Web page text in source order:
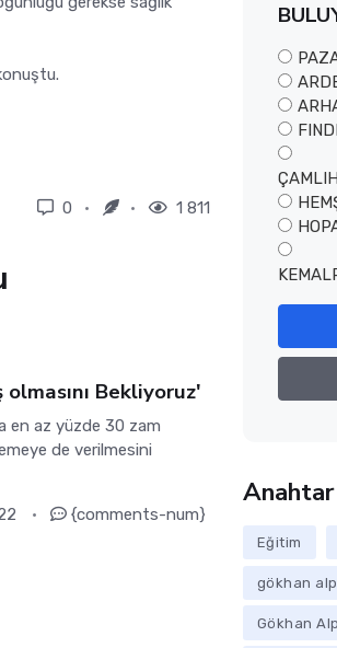
0 1 811
Bekliyoruz'
en az yüzde 30 zam
de verilmesini
{comments-num}
Eğitim
gökhan
Gökhan